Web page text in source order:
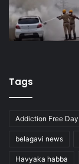
Tags
Addiction Free Day
belagavi news
Havyaka habba